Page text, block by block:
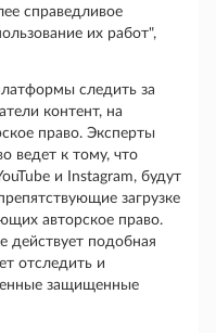
справедливое
их работ",
следить за
контент, на
право. Эксперты
ведет к тому, что
и Instagram, будут
загрузке
авторское право.
действует подобная
отследить и
защищенные